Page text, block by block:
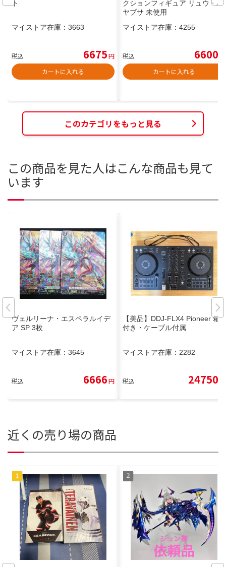
ト
マイストア在庫： 3663
税込 6675円
カートに入れる
クションフィギュア リュウ・ハ
ヤブサ 未使用
マイストア在庫： 4255
税込 6600
カートに入れる
このカテゴリをもっと見る
この商品を見た人はこんな商品も見て
います
ヴェルリーナ・エスペラルイデ
ア SP 3枚
マイストア在庫： 3645
税込 6666円
【美品】DDJ-FLX4 Pioneer 箱
付き・ケーブル付属
マイストア在庫： 2282
税込 24750
近くの売り場の商品